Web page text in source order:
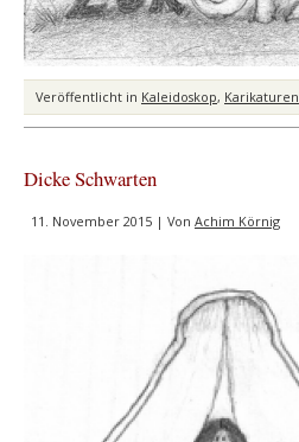
Veröffentlicht in Kaleidoskop, Karikaturen
Dicke Schwarten
11. November 2015 | Von Achim Körnig